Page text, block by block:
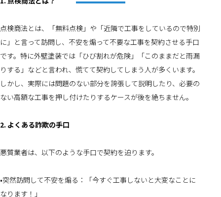
点検商法とは、「無料点検」や「近隣で工事をしているので特別
に」と言って訪問し、不安を煽って不要な工事を契約させる手口
です。特に外壁塗装では「ひび割れが危険」「このままだと雨漏
りする」などと言われ、慌てて契約してしまう人が多くいます。
しかし、実際には問題のない部分を誇張して説明したり、必要の
ない高額な工事を押し付けたりするケースが後を絶ちません。
2. よくある詐欺の手口
悪質業者は、以下のような手口で契約を迫ります。
•突然訪問して不安を煽る：「今すぐ工事しないと大変なことに
なります！」